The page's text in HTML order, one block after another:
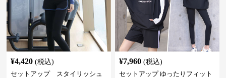
¥4,420 (税込)
セットアップ スタイリッシュ
¥7,960 (税込)
セットアップ ゆったりフィット